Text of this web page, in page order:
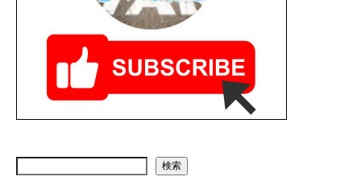
検索